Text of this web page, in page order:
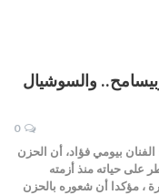
والسوشيال
0
بيومي فؤاد، أن الحزن
على حياته منذ أزمته
، مؤكدا أن شعوره بالحزن